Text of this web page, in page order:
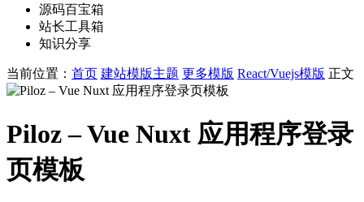
源码百宝箱
站长工具箱
知识分享
当前位置： 首页 建站模版主题 更多模版 React/Vuejs模版 正文
Piloz – Vue Nuxt 应用程序登录
页模板